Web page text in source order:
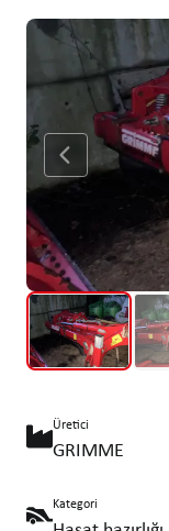
Üretici
GRIMME
Kategori